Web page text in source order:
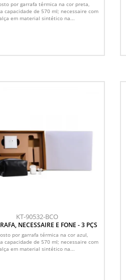
por garrafa térmica na cor preta,
capacidade de 570 ml; necessaire com
em material sintético na...
KT-90532-BCO
NECESSAIRE E FONE - 3 PÇS
por garrafa térmica na cor azul,
capacidade de 570 ml; necessaire com
em material sintético na...